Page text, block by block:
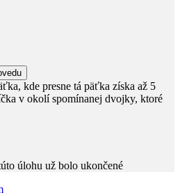
kde presne tá päťka získa až 5
v okolí spomínanej dvojky, ktoré
úlohu už bolo ukončené